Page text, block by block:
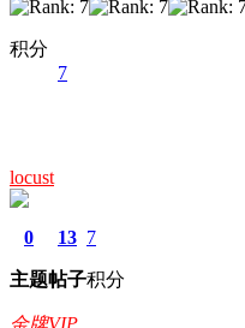
积分
7
locust
0
主题
13
帖子
7
积分
金牌VIP